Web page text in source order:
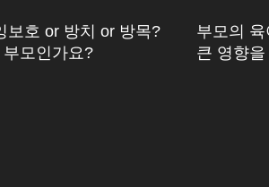
보호 or 방치 or 방목?
모인가요?
부모의
큰 영향